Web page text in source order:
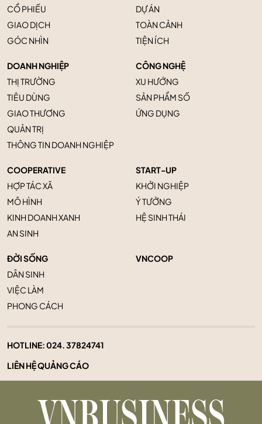
CỔ PHIẾU
GIAO DỊCH
GÓC NHÌN
DỰ ÁN
TOÀN CẢNH
TIỆN ÍCH
DOANH NGHIỆP
THỊ TRƯỜNG
TIÊU DÙNG
GIAO THƯƠNG
QUẢN TRỊ
THÔNG TIN DOANH NGHIỆP
CÔNG NGHỆ
XU HƯỚNG
SẢN PHẨM SỐ
ỨNG DỤNG
COOPERATIVE
HỢP TÁC XÃ
MÔ HÌNH
KINH DOANH XANH
AN SINH
START-UP
KHỞI NGHIỆP
Ý TƯỞNG
HỆ SINH THÁI
ĐỜI SỐNG
DÂN SINH
VIỆC LÀM
PHONG CÁCH
VNCOOP
HOTLINE:024. 37824741
LIÊN HỆ QUẢNG CÁO